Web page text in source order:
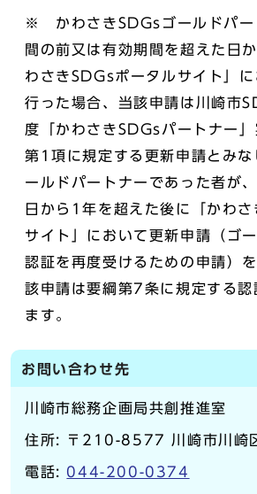
※ かわさきSDGsゴールドパー
間の前又は有効期間を超えた日
わさきSDGsポータルサイト」
行った場合、当該申請は川崎市
度「かわさきSDGsパートナー
第1項に規定する更新申請とみ
ールドパートナーであった者が
日から1年を超えた後に「かわ
サイト」において更新申請（ゴ
認証を再度受けるための申請）
該申請は要綱第7条に規定する認
ます。
お問い合わせ先
川崎市総務企画局共創推進室
住所: 〒210-8577 川崎市川崎
電話: 044-200-0374